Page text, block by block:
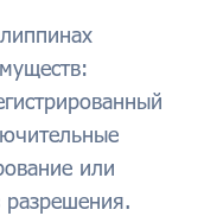
или
разрешения.